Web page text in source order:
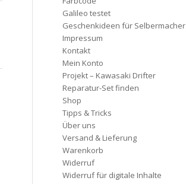
Galileo testet
Geschenkideen für Selbermacher
Impressum
Kontakt
Mein Konto
Projekt – Kawasaki Drifter
Reparatur-Set finden
Shop
Tipps & Tricks
Über uns
Versand & Lieferung
Warenkorb
Widerruf
Widerruf für digitale Inhalte